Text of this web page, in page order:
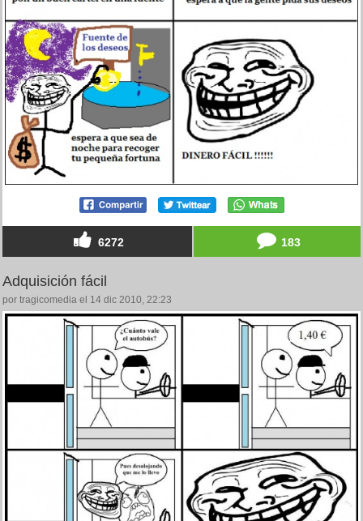
6272 183
Adquisición fácil
por tragicomedia el 14 dic 2010, 22:23